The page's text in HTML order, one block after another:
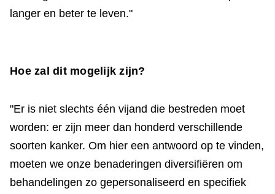
langer en beter te leven."
Hoe zal dit mogelijk zijn?
"Er is niet slechts één vijand die bestreden moet
worden: er zijn meer dan honderd verschillende
soorten kanker. Om hier een antwoord op te vinden,
moeten we onze benaderingen diversifiëren om
behandelingen zo gepersonaliseerd en specifiek